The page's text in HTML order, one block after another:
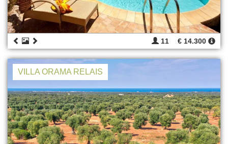
11 € 14.300
VILLA ORAMA RELAIS